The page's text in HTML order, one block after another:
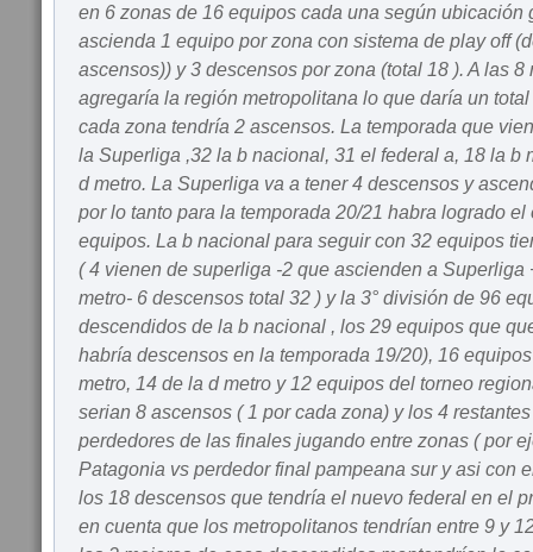
en 6 zonas de 16 equipos cada una según ubicación
ascienda 1 equipo por zona con sistema de play off
ascensos)) y 3 descensos por zona (total 18 ). A las
agregaría la región metropolitana lo que daría un
cada zona tendría 2 ascensos. La temporada que
la Superliga ,32 la b nacional, 31 el federal a, 18 la b
d metro. La Superliga va a tener 4 descensos y
por lo tanto para la temporada 20/21 habra logrado
equipos. La b nacional para seguir con 32 equipos
( 4 vienen de superliga -2 que ascienden a Superliga
metro- 6 descensos total 32 ) y la 3° división de 96
descendidos de la b nacional , los 29 equipos que
habría descensos en la temporada 19/20), 16
metro, 14 de la d metro y 12 equipos del torneo
serian 8 ascensos ( 1 por cada zona) y los 4
perdedores de las finales jugando entre zonas ( por
Patagonia vs perdedor final pampeana sur y asi con
los 18 descensos que tendría el nuevo federal en el
en cuenta que los metropolitanos tendrían entre 9 y